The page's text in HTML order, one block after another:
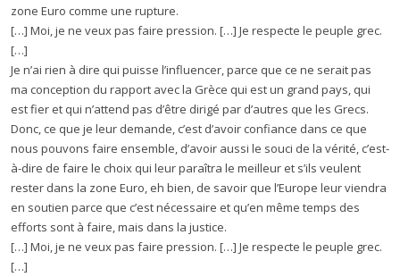
zone Euro comme une rupture.
[…] Moi, je ne veux pas faire pression. […] Je respecte le peuple grec.
[…]
Je n’ai rien à dire qui puisse l’influencer, parce que ce ne serait pas
ma conception du rapport avec la Grèce qui est un grand pays, qui
est fier et qui n’attend pas d’être dirigé par d’autres que les Grecs.
Donc, ce que je leur demande, c’est d’avoir confiance dans ce que
nous pouvons faire ensemble, d’avoir aussi le souci de la vérité, c’est-
à-dire de faire le choix qui leur paraîtra le meilleur et s’ils veulent
rester dans la zone Euro, eh bien, de savoir que l’Europe leur viendra
en soutien parce que c’est nécessaire et qu’en même temps des
efforts sont à faire, mais dans la justice.
[…] Moi, je ne veux pas faire pression. […] Je respecte le peuple grec.
[…]